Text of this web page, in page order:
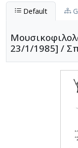
Default
23/1/1985] /